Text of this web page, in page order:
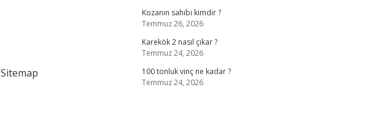
Sitemap
Kozanın sahibi kimdir ?
Temmuz 26, 2026
Karekök 2 nasıl çıkar ?
Temmuz 24, 2026
100 tonluk vinç ne kadar ?
Temmuz 24, 2026